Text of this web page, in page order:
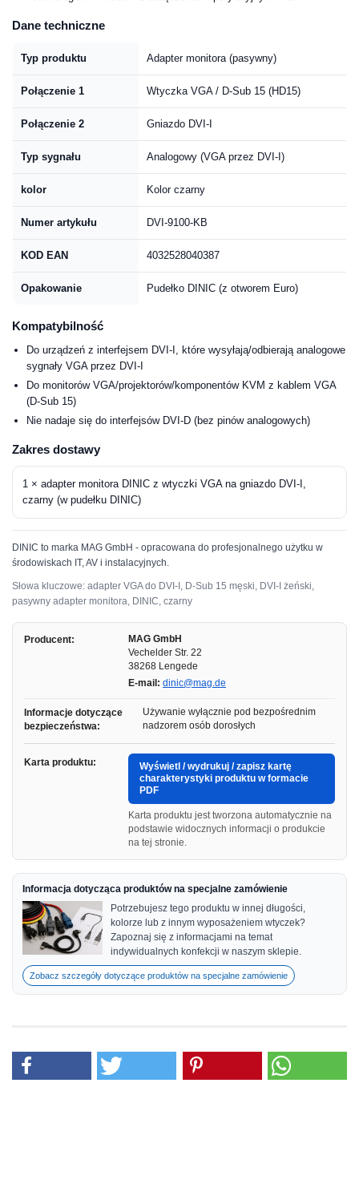
Dane techniczne
Typ produktu Adapter monitora (pasywny)
Połączenie 1 Wtyczka VGA / D-Sub 15 (HD15)
Połączenie 2 Gniazdo DVI-I
Typ sygnału Analogowy (VGA przez DVI-I)
kolor Kolor czarny
Numer artykułu DVI-9100-KB
KOD EAN 4032528040387
Opakowanie Pudełko DINIC (z otworem Euro)
Kompatybilność
Do urządzeń z interfejsem DVI-I, które wysyłają/odbierają analogowe
sygnały VGA przez DVI-I
Do monitorów VGA/projektorów/komponentów KVM z kablem VGA
(D-Sub 15)
Nie nadaje się do interfejsów DVI-D (bez pinów analogowych)
Zakres dostawy
1 × adapter monitora DINIC z wtyczki VGA na gniazdo DVI-I,
czarny (w pudełku DINIC)
DINIC to marka MAG GmbH - opracowana do profesjonalnego użytku w
środowiskach IT, AV i instalacyjnych.
Słowa kluczowe: adapter VGA do DVI-I, D-Sub 15 męski, DVI-I żeński,
pasywny adapter monitora, DINIC, czarny
Producent:
MAG GmbH
Vechelder Str. 22
38268 Lengede
E-mail: dinic@mag.de
Informacje dotyczące
bezpieczeństwa:
Używanie wyłącznie pod bezpośrednim
nadzorem osób dorosłych
Karta produktu:
Wyświetl / wydrukuj / zapisz kartę
charakterystyki produktu w formacie
PDF
Karta produktu jest tworzona automatycznie na
podstawie widocznych informacji o produkcie
na tej stronie.
Informacja dotycząca produktów na specjalne zamówienie
Potrzebujesz tego produktu w innej długości,
kolorze lub z innym wyposażeniem wtyczek?
Zapoznaj się z informacjami na temat
indywidualnych konfekcji w naszym sklepie.
Zobacz szczegóły dotyczące produktów na specjalne zamówienie